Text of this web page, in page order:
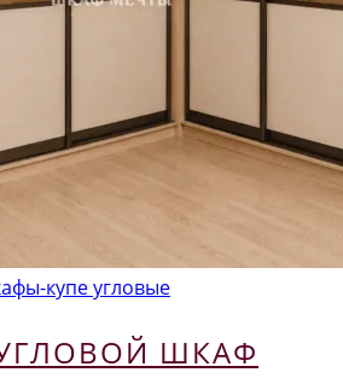
купе угловые
ШКАФ